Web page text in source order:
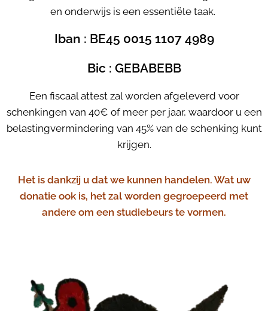
en onderwijs is een essentiële taak.
Iban : BE45 0015 1107 4989
Bic : GEBABEBB
Een fiscaal attest zal worden afgeleverd voor
schenkingen van 40€ of meer per jaar, waardoor u een
belastingvermindering van 45% van de schenking kunt
krijgen.
Het is dankzij u dat we kunnen handelen. Wat uw
donatie ook is, het zal worden gegroepeerd met
andere om een studiebeurs te vormen.